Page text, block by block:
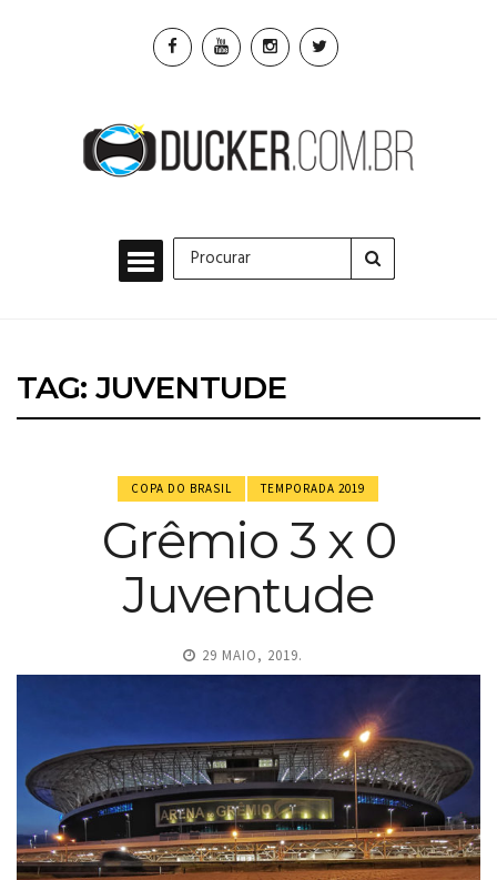
TAG: JUVENTUDE
COPA DO BRASIL TEMPORADA 2019
Grêmio 3 x 0
Juventude
29 MAIO, 2019.